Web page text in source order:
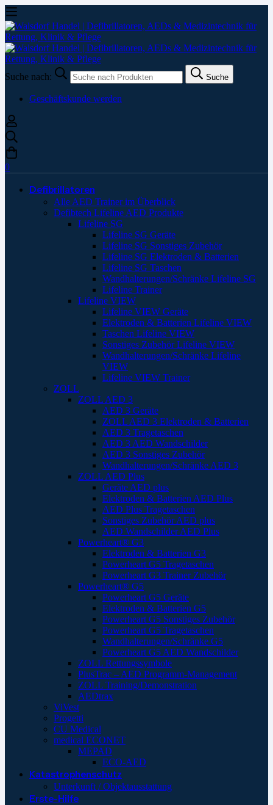
Suche nach: Suche
Geschäftskunde werden
0
Defibrillatoren
Alle AED Trainer im Überblick
Defibtech Lifeline AED Produkte
Lifeline SG
Lifeline SG Geräte
Lifeline SG Sonstiges Zubehör
Lifeline SG Elektroden & Batterien
Lifeline SG Taschen
Wandhalterungen/Schränke Lifeline SG
Lifeline Trainer
Lifeline VIEW
Lifeline VIEW Geräte
Elektroden & Batterien Lifeline VIEW
Taschen Lifeline VIEW
Sonstiges Zubehör Lifeline VIEW
Wandhalterungen/Schränke Lifeline
VIEW
Lifeline VIEW Trainer
ZOLL
ZOLL AED 3
AED 3 Geräte
ZOLL AED 3 Elektroden & Batterien
AED 3 Tragetaschen
AED 3 AED Wandschilder
AED 3 Sonstiges Zubehör
Wandhalterungen/Schränke AED 3
ZOLL AED Plus
Geräte AED plus
Elektroden & Batterien AED Plus
AED Plus Tragetaschen
Sonstiges Zubehör AED plus
AED Wandschilder AED Plus
Powerheart® G3
Elektroden & Batterien G3
Powerheart G5 Tragetaschen
Powerheart G3 Trainer Zubehör
Powerheart® G5
Powerheart G5 Geräte
Elektroden & Batterien G5
Powerheart G5 Sonstiges Zubehör
Powerheart G5 Tragetaschen
Wandhalterungen/Schränke G5
Powerheart G5 AED Wandschilder
ZOLL Rettungssymbole
PlusTrac – AED Programm-Management
ZOLL Training/Demonstration
AEDtrax
ViVest
Progetti
CU Medical
medical ECONET
MEPAD
ECO-AED
Katastrophenschutz
Unterkunft / Objektausstattung
Erste-Hilfe